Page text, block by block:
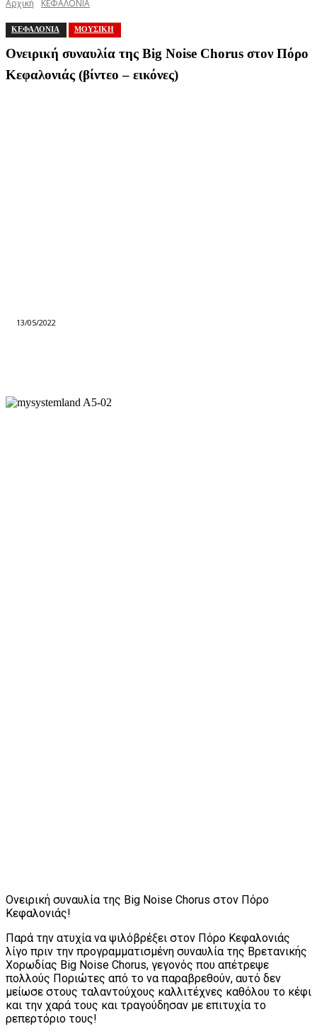
Αρχική ΚΕΦΑΛΟΝΙΑ
ΚΕΦΑΛΟΝΙΑ ΜΟΥΣΙΚΗ
Ονειρική συναυλία της Big Noise Chorus στον Πόρο
Κεφαλονιάς (βίντεο – εικόνες)
13/05/2022
Ονειρική συναυλία της Big Noise Chorus στον Πόρο
Κεφαλονιάς!
Παρά την ατυχία να ψιλόβρέξει στον Πόρο Κεφαλονιάς
λίγο πριν την προγραμματισμένη συναυλία της Βρετανικής
Χορωδίας Big Noise Chorus, γεγονός που απέτρεψε
πολλούς Ποριώτες από το να παραβρεθούν, αυτό δεν
μείωσε στους ταλαντούχους καλλιτέχνες καθόλου το κέφι
και την χαρά τους και τραγούδησαν με επιτυχία το
ρεπερτόριο τους!